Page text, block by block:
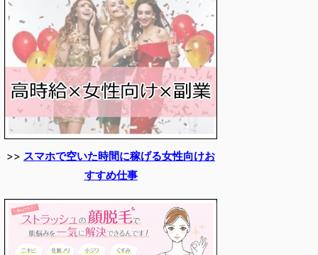
>> スマホで空いた時間に稼げる女性向けお
すすめ仕事